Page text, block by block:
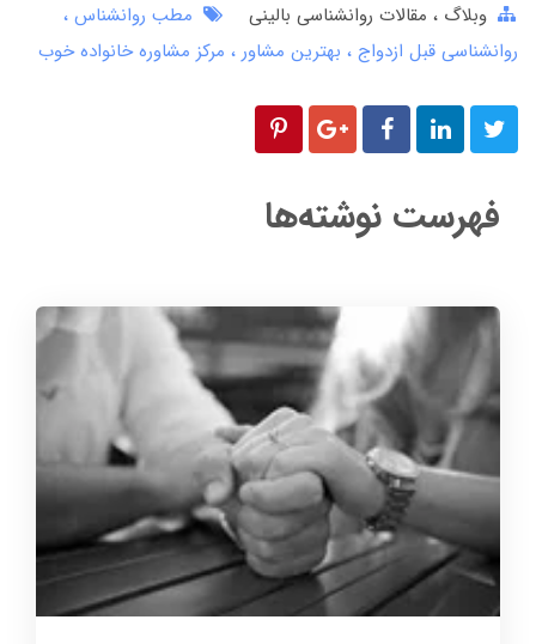
وبلاگ مقالات روانشناسی بالینی
مطب روانشناس
روانشناسی قبل ازدواج
بهترین مشاور مرکز مشاوره خانواده خوب
فهرست نوشته‌ها